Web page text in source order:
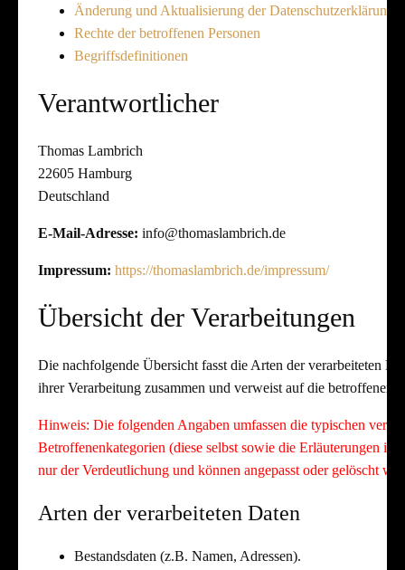
Änderung und Aktualisierung der Datenschutzerklärung
Rechte der betroffenen Personen
Begriffsdefinitionen
Verantwortlicher
Thomas Lambrich
22605 Hamburg
Deutschland
E-Mail-Adresse: info@thomaslambrich.de
Impressum: https://thomaslambrich.de/impressum/
Übersicht der Verarbeitungen
Die nachfolgende Übersicht fasst die Arten der verarbeiteten
ihrer Verarbeitung zusammen und verweist auf die betroffenen
Hinweis: Die folgenden Angaben umfassen die typischen
Betroffenenkategorien (diese selbst sowie die Erläuterungen in
nur der Verdeutlichung und können angepasst oder gelöscht
Arten der verarbeiteten Daten
Bestandsdaten (z.B. Namen, Adressen).